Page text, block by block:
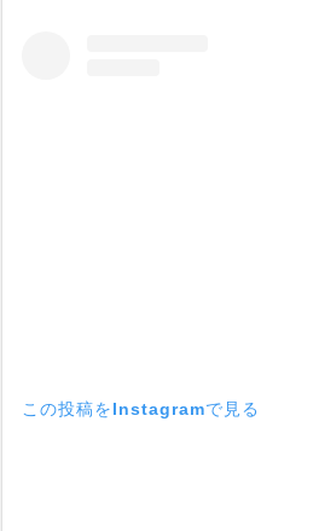
この投稿をInstagramで見る